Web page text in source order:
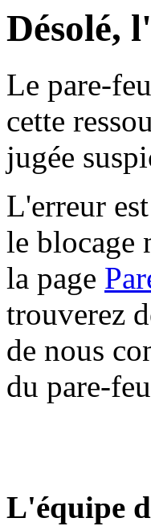
Désolé,
Le pare-
cette
jugée
L'erreur
le blocage
la page
trouverez
de nous
du pare-
L'équipe